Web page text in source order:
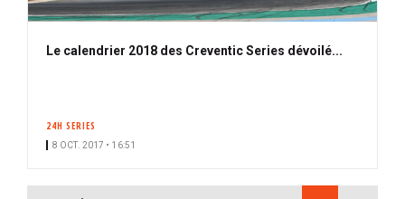
Le calendrier 2018 des Creventic Series dévoilé...
24H SERIES
8 OCT. 2017 • 16:51